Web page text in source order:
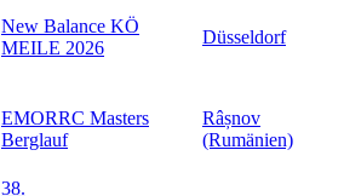
New Balance KÖ
MEILE 2026
Düsseldorf
EMORRC Masters
Berglauf
Râșnov
(Rumänien)
38.